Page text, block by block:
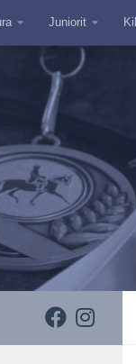
Juniorit